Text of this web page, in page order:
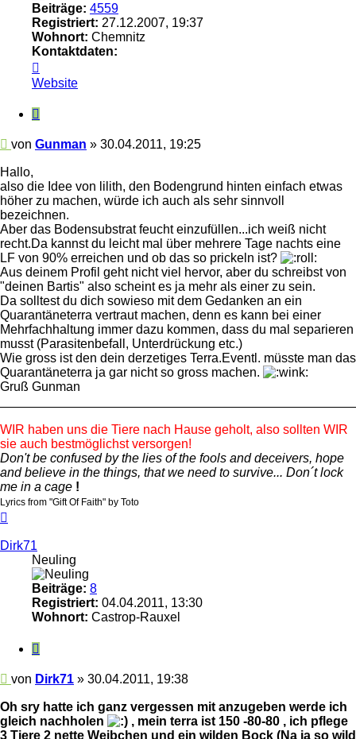
Beiträge: 4559
Registriert: 27.12.2007, 19:37
Wohnort: Chemnitz
Kontaktdaten:
von
Gunman
Website
Zitieren
Beitrag
von Gunman » 30.04.2011, 19:25
Hallo,
also die Idee von lilith, den Bodengrund hinten einfach etwas
höher zu machen, würde ich auch als sehr sinnvoll
bezeichnen.
Aber das Bodensubstrat feucht einzufüllen...ich weiß nicht
recht.Da kannst du leicht mal über mehrere Tage nachts eine
LF von 90% erreichen und ob das so prickeln ist?
Aus deinem Profil geht nicht viel hervor, aber du schreibst von
"deinen Bartis" also scheint es ja mehr als einer zu sein.
Da solltest du dich sowieso mit dem Gedanken an ein
Quarantäneterra vertraut machen, denn es kann bei einer
Mehrfachhaltung immer dazu kommen, dass du mal separieren
musst (Parasitenbefall, Unterdrückung etc.)
Wie gross ist den dein derzetiges Terra.Eventl. müsste man das
Quarantäneterra ja gar nicht so gross machen.
Gruß Gunman
WIR haben uns die Tiere nach Hause geholt, also sollten WIR
sie auch bestmöglichst versorgen!
Don't be confused by the lies of the fools and deceivers, hope
and believe in the things, that we need to survive... Don´t lock
me in a cage !
Lyrics from "Gift Of Faith" by Toto
Dirk71
Neuling
Beiträge: 8
Registriert: 04.04.2011, 13:30
Wohnort: Castrop-Rauxel
Zitieren
Beitrag
von Dirk71 » 30.04.2011, 19:38
Oh sry hatte ich ganz vergessen mit anzugeben werde ich
gleich nachholen
, mein terra ist 150 -80-80 , ich pflege
3 Tiere 2 nette Weibchen und ein wilden Bock (Na ja so wild